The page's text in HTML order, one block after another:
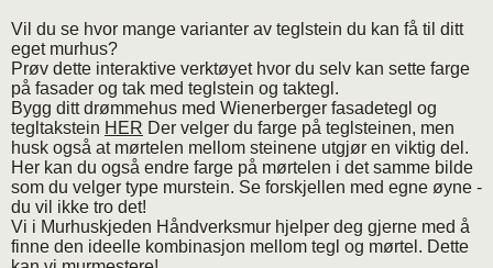
Vil du se hvor mange varianter av teglstein du kan få til ditt
eget murhus?
Prøv dette interaktive verktøyet hvor du selv kan sette farge
på fasader og tak med teglstein og taktegl.
Bygg ditt drømmehus med Wienerberger fasadetegl og
tegltakstein HER Der velger du farge på teglsteinen, men
husk også at mørtelen mellom steinene utgjør en viktig del.
Her kan du også endre farge på mørtelen i det samme bilde
som du velger type murstein. Se forskjellen med egne øyne -
du vil ikke tro det!
Vi i Murhuskjeden Håndverksmur hjelper deg gjerne med å
finne den ideelle kombinasjon mellom tegl og mørtel. Dette